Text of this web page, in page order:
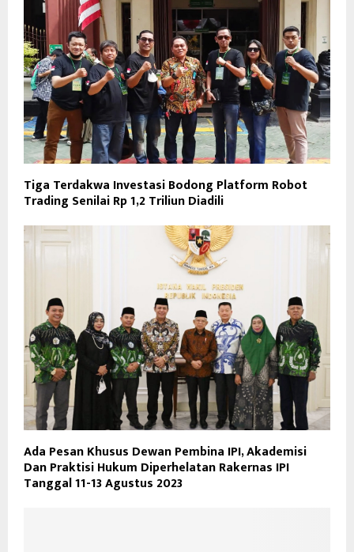
Tiga Terdakwa Investasi Bodong Platform Robot
Trading Senilai Rp 1,2 Triliun Diadili
Ada Pesan Khusus Dewan Pembina IPI, Akademisi
Dan Praktisi Hukum Diperhelatan Rakernas IPI
Tanggal 11-13 Agustus 2023